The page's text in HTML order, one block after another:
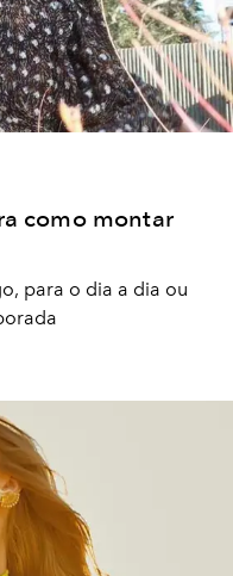
como montar
para o dia a dia ou